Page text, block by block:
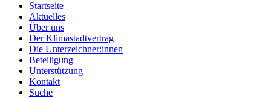
Startseite
Aktuelles
Über uns
Der Klimastadtvertrag
Die Unterzeichner:innen
Beteiligung
Unterstützung
Kontakt
Suche